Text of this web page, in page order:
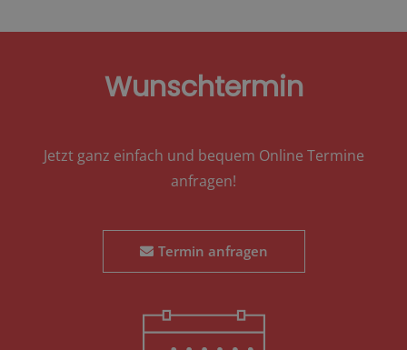
Wunschtermin
Jetzt ganz einfach und bequem Online Termine
anfragen!
Termin anfragen